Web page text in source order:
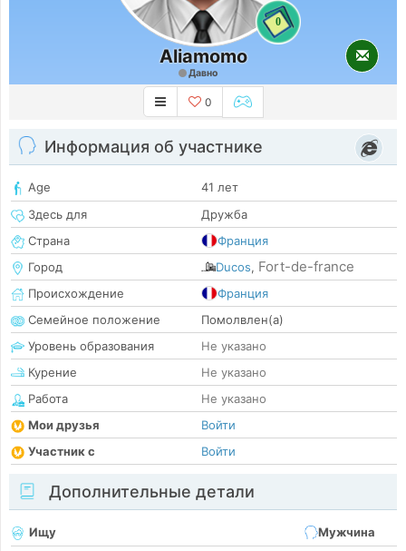
0
Aliamomo
Давно
0
Информация об участнике
Age
41 лет
Здесь для
Дружба
Страна
Франция
Город
Ducos, Fort-de-france
Происхождение
Франция
Семейное положение
Помолвлен(а)
Уровень образования
Не указано
Курение
Не указано
Работа
Не указано
Мои друзья
Войти
Участник с
Войти
Дополнительные детали
Ищу
Мужчина